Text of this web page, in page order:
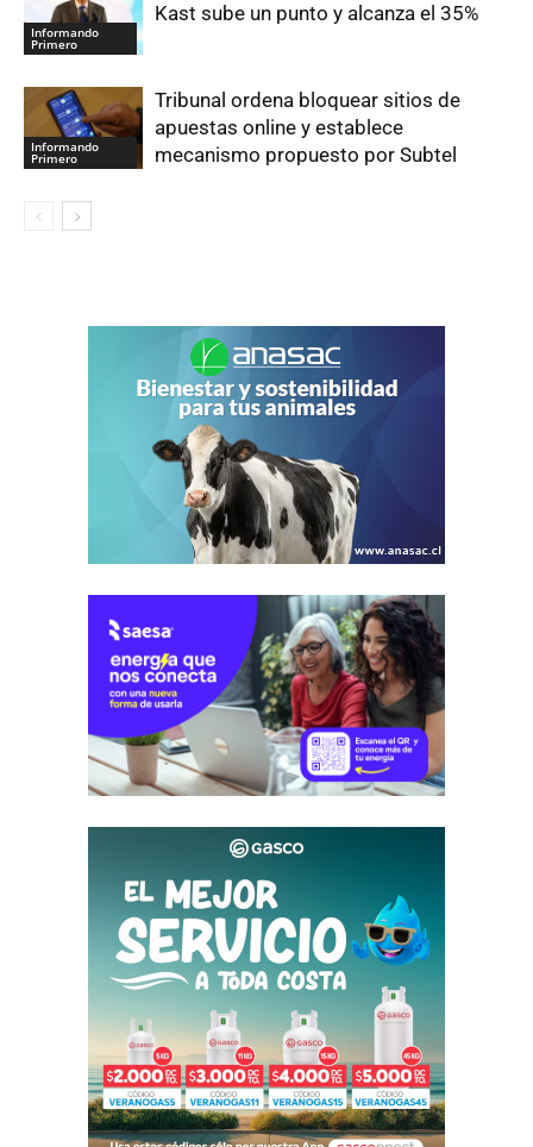
Informando
Primero
Kast sube un punto y alcanza el 35%
Informando
Primero
Tribunal ordena bloquear sitios de
apuestas online y establece
mecanismo propuesto por Subtel